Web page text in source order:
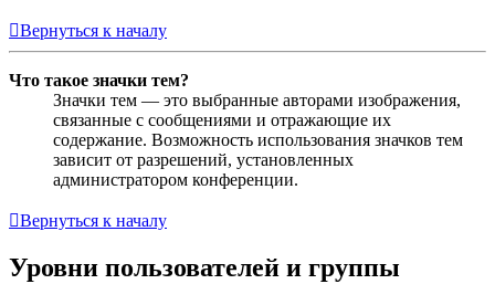
Вернуться к началу
Что такое значки тем?
Значки тем — это выбранные авторами изображения,
связанные с сообщениями и отражающие их
содержание. Возможность использования значков тем
зависит от разрешений, установленных
администратором конференции.
Вернуться к началу
Уровни пользователей и группы